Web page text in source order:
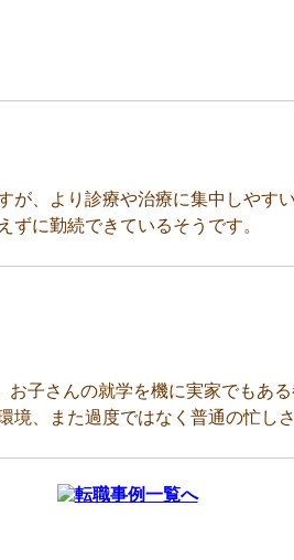
が、より診療や治療に集中しや
に勤続できているそうです。
子さんの就学を機に実家でもあ
、また過度ではなく普通の忙し